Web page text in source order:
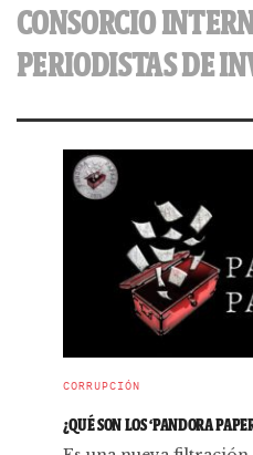
CONSORCIO
PERIODISTAS DE
CORRUPCIÓN
¿QUÉ SON LOS ‘PANDORA